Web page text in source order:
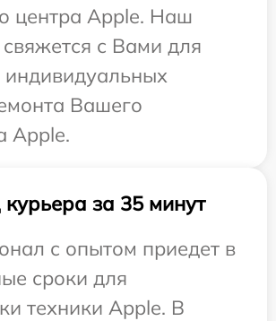
центра Apple. Наш
с Вами для
индивидуальных
Вашего
Apple.
за 35 минут
с опытом приедет в
сроки для
техники Apple. В